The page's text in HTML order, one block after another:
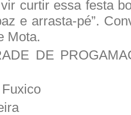
curtir essa festa
e arrasta-pé”.
Mota.
DE